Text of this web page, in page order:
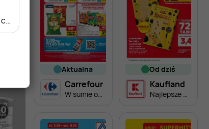
W sumie od czwartku weekend okazji
aktualna
Carrefour
od dziś
Kaufland